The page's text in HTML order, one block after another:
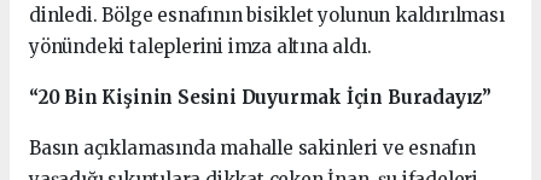
dinledi. Bölge esnafının bisiklet yolunun kaldırılması
yönündeki taleplerini imza altına aldı.
“20 Bin Kişinin Sesini Duyurmak İçin Buradayız”
Basın açıklamasında mahalle sakinleri ve esnafın